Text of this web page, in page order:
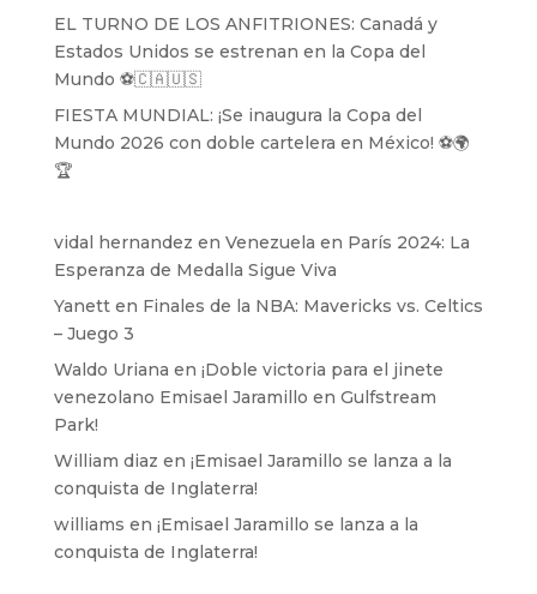
EL TURNO DE LOS ANFITRIONES: Canadá y
Estados Unidos se estrenan en la Copa del
Mundo ⚽️🇨🇦🇺🇸
FIESTA MUNDIAL: ¡Se inaugura la Copa del
Mundo 2026 con doble cartelera en México! ⚽️🌍
🏆
vidal hernandez en Venezuela en París 2024: La
Esperanza de Medalla Sigue Viva
Yanetten Finales de la NBA: Mavericks vs. Celtics
– Juego 3
Waldo Uriana en ¡Doble victoria para el jinete
venezolano Emisael Jaramillo en Gulfstream
Park!
William diaz en ¡Emisael Jaramillo se lanza a la
conquista de Inglaterra!
williams en ¡Emisael Jaramillo se lanza a la
conquista de Inglaterra!